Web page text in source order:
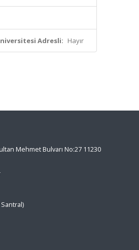
Adresli: Hayır
Mehmet Bulvarı No:27 11230
Santral)